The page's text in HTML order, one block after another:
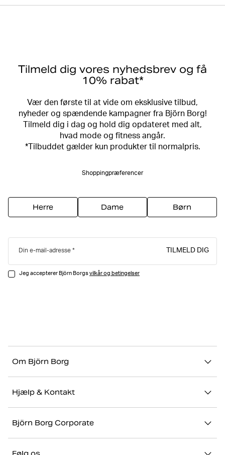
Tilmeld dig vores nyhedsbrev og få
10% rabat*
Vær den første til at vide om eksklusive tilbud,
nyheder og spændende kampagner fra Björn Borg!
Tilmeld dig i dag og hold dig opdateret med alt,
hvad mode og fitness angår.
*Tilbuddet gælder kun produkter til normalpris.
Shoppingpræferencer
Herre Dame Børn
Din e-mail-adresse TILMELD DIG
Jeg accepterer Björn Borgsvilkår og betingelser
Om Björn Borg
Stories
Showrooms
Hjælp & Kontakt
Retur/Reklamation
Björn Borg Corporate